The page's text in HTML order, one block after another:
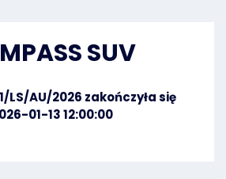
SUV
LS/AU/2026 zakończyła się
01-13 12:00:00